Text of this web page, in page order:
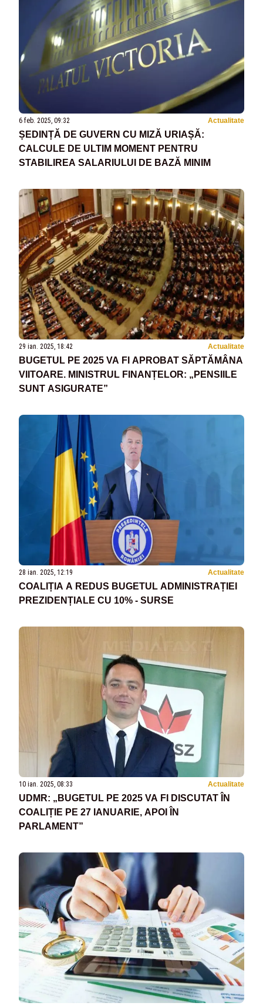
6 feb. 2025, 09:32 Actualitate
ȘEDINȚĂ DE GUVERN CU MIZĂ URIAȘĂ:
CALCULE DE ULTIM MOMENT PENTRU
STABILIREA SALARIULUI DE BAZĂ MINIM
29 ian. 2025, 18:42 Actualitate
BUGETUL PE 2025 VA FI APROBAT SĂPTĂMÂNA
VIITOARE. MINISTRUL FINANȚELOR: „PENSIILE
SUNT ASIGURATE”
28 ian. 2025, 12:19 Actualitate
COALIȚIA A REDUS BUGETUL ADMINISTRAȚIEI
PREZIDENȚIALE CU 10% - SURSE
10 ian. 2025, 08:33 Actualitate
UDMR: „BUGETUL PE 2025 VA FI DISCUTAT ÎN
COALIȚIE PE 27 IANUARIE, APOI ÎN
PARLAMENT”